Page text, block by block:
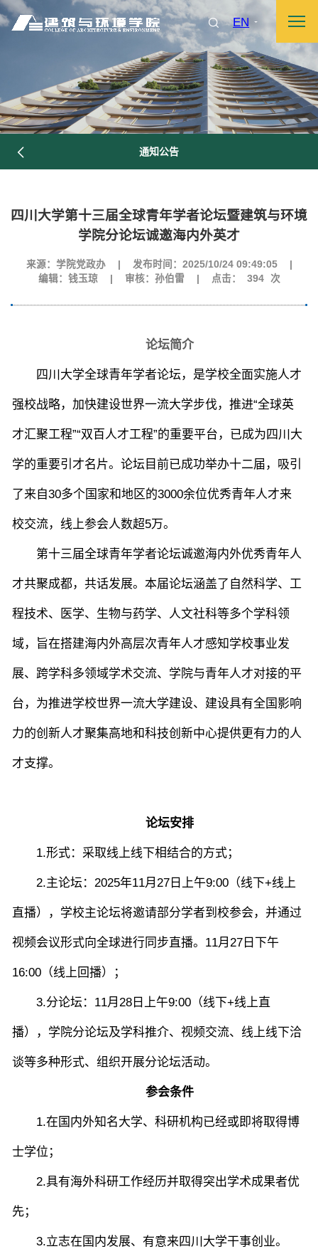
EN
院工会
教学科研岗 行政管理岗 教学思政岗 实验教辅岗
本科教育 研究生教育 继续教育
科研概况 学术动态 科研平台 科研办事流程
通知公告
四川大学第十三届全球青年学者论坛暨建筑与环境
学院分论坛诚邀海内外英才
来源：学院党政办 发布时间：2025/10/24 09:49:05
编辑：钱玉琼
审核：孙伯雷 点击： 394 次
论坛简介
四川大学全球青年学者论坛，是学校全面实施人才
强校战略，加快建设世界一流大学步伐，推进“全球英
才汇聚工程”“双百人才工程”的重要平台，已成为四川大
学的重要引才名片。论坛目前已成功举办十二届，吸引
了来自30多个国家和地区的3000余位优秀青年人才来
校交流，线上参会人数超5万。
第十三届全球青年学者论坛诚邀海内外优秀青年人
才共聚成都，共话发展。本届论坛涵盖了自然科学、工
程技术、医学、生物与药学、人文社科等多个学科领
域，旨在搭建海内外高层次青年人才感知学校事业发
展、跨学科多领域学术交流、学院与青年人才对接的平
台，为推进学校世界一流大学建设、建设具有全国影响
力的创新人才聚集高地和科技创新中心提供更有力的人
才支撑。
论坛安排
1.形式：采取线上线下相结合的方式；
2.主论坛： 2025年11月27 日上午9:00（线下+线上
直播），学校主论坛将邀请部分学者到校参会，并通过
视频会议形式向全球进行同步直播。11月27 日下午
16:00（线上回播）；
3.分论坛：11月28 日上午9:00（线下+线上直
播），学院分论坛及学科推介、视频交流、线上线下洽
谈等多种形式、组织开展分论坛活动。
参会条件
1.在国内外知名大学、科研机构已经或即将取得博
士学位；
2.具有海外科研工作经历并取得突出学术成果者优
先；
3.立志在国内发展、有意来四川大学干事创业。